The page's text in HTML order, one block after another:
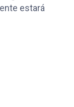
estará